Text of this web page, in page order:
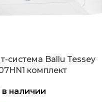
система Ballu Tessey
комплект
в наличии